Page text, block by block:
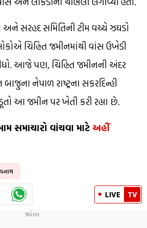
સરહદ સમિતિની ટીમ વચ્ચે ઝઘડો
ચિહ્નિત જમીનમાંથી વાંસ ઉખેડી
આજે પણ, ચિહ્નિત જમીનની અંદર
નેપાળ રાષ્ટ્રના સકરદિન્હી
આ જમીન પર ખેતી કરી રહ્યા છે.
સમાચારો વાંચવા માટે અહીં
LIVE TV